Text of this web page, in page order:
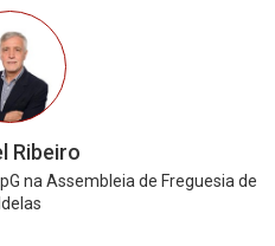
Ribeiro
na Assembleia de Freguesia de